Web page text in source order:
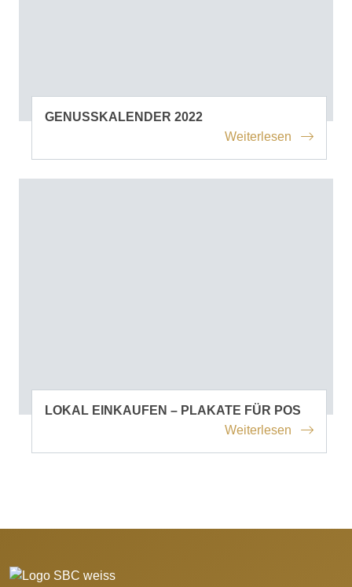
GENUSSKALENDER 2022
Weiterlesen
LOKAL EINKAUFEN – PLAKATE FÜR POS
Weiterlesen